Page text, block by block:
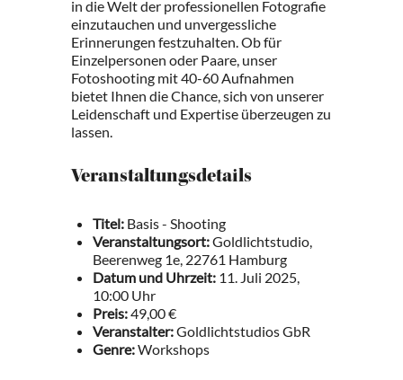
in die Welt der professionellen Fotografie
einzutauchen und unvergessliche
Erinnerungen festzuhalten. Ob für
Einzelpersonen oder Paare, unser
Fotoshooting mit 40-60 Aufnahmen
bietet Ihnen die Chance, sich von unserer
Leidenschaft und Expertise überzeugen zu
lassen.
Veranstaltungsdetails
Titel: Basis - Shooting
Veranstaltungsort:Goldlichtstudio,
Beerenweg 1e, 22761 Hamburg
Datum und Uhrzeit: 11. Juli 2025,
10:00 Uhr
Preis:49,00 €
Veranstalter:Goldlichtstudios GbR
Genre:Workshops